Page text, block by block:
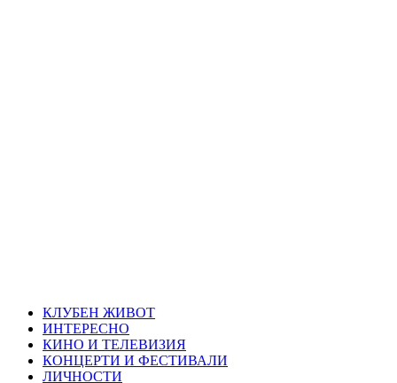
КЛУБЕН ЖИВОТ
ИНТЕРЕСНО
КИНО И ТЕЛЕВИЗИЯ
КОНЦЕРТИ И ФЕСТИВАЛИ
ЛИЧНОСТИ